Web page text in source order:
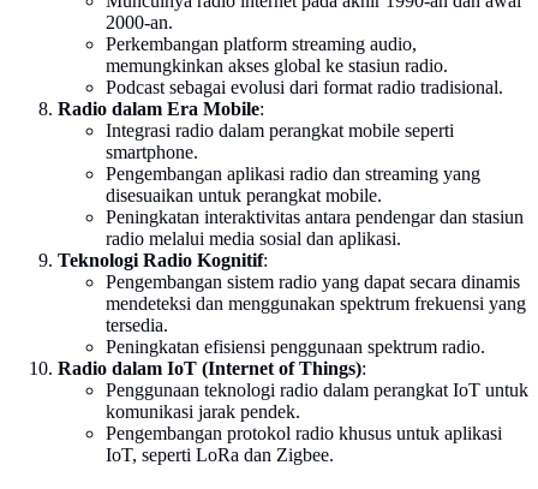
2000-an.
Perkembangan platform streaming audio,
memungkinkan akses global ke stasiun radio.
Podcast sebagai evolusi dari format radio tradisional.
Radio dalam Era Mobile:
Integrasi radio dalam perangkat mobile seperti
smartphone.
Pengembangan aplikasi radio dan streaming yang
disesuaikan untuk perangkat mobile.
Peningkatan interaktivitas antara pendengar dan stasiun
radio melalui media sosial dan aplikasi.
Teknologi Radio Kognitif:
Pengembangan sistem radio yang dapat secara dinamis
mendeteksi dan menggunakan spektrum frekuensi yang
tersedia.
Peningkatan efisiensi penggunaan spektrum radio.
Radio dalam IoT (Internet of Things):
Penggunaan teknologi radio dalam perangkat IoT untuk
komunikasi jarak pendek.
Pengembangan protokol radio khusus untuk aplikasi
IoT, seperti LoRa dan Zigbee.